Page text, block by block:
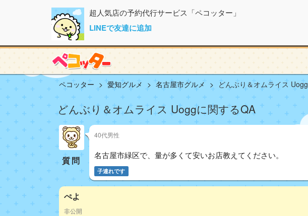
超人気店の予約代行サービス「ペコッター」
LINEで友達に追加
ペコッター 愛知グルメ 名古屋市グルメ どんぶり＆オムライス Uogg
どんぶり＆オムライス Uoggに関するQA
質問
40代男性
名古屋市緑区で、量が多くて安いお店教えてください。
子連れです
ぺよ
非公開